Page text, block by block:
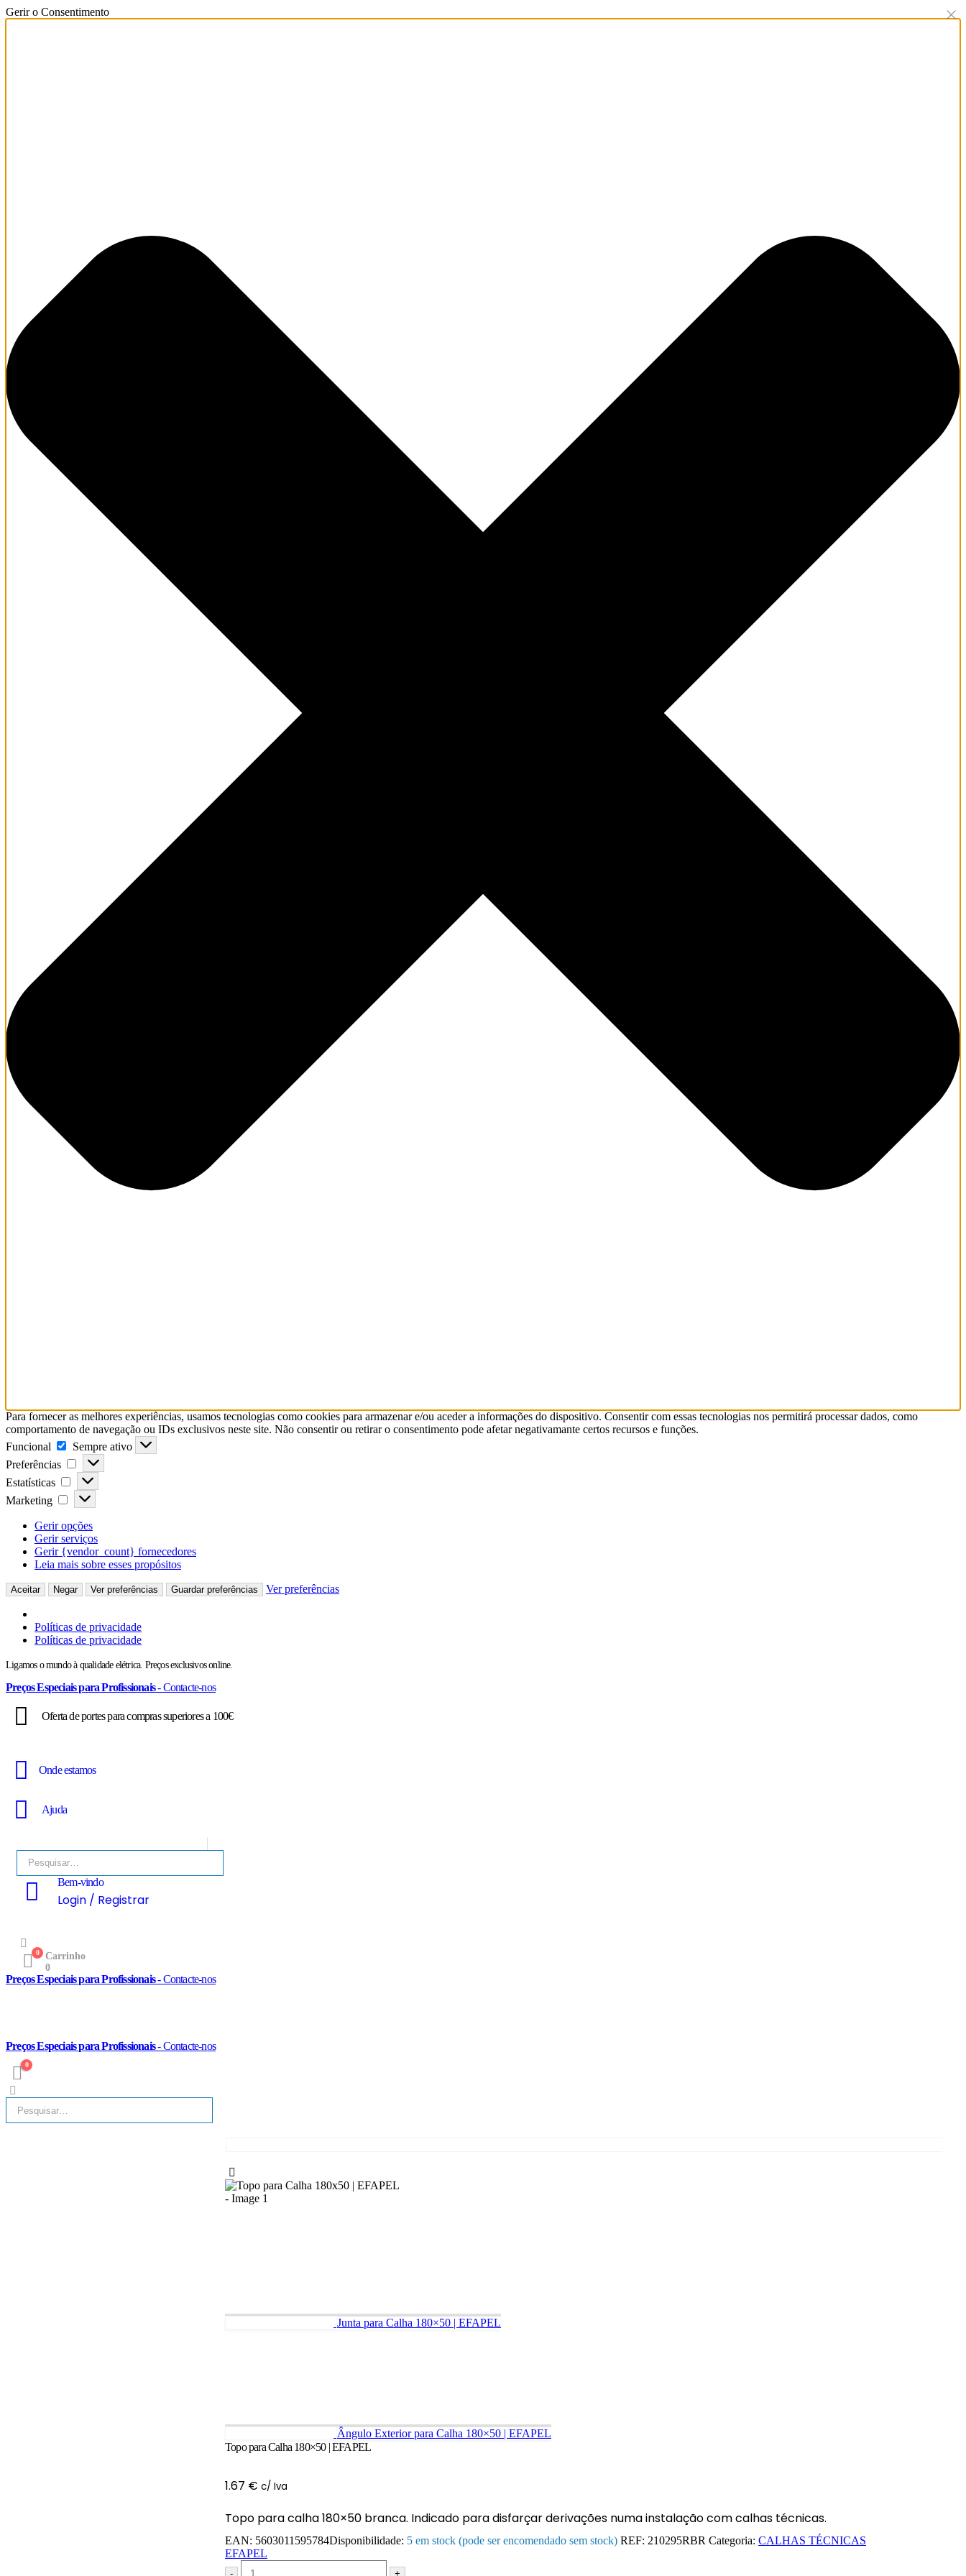
Gerir o Consentimento
Para fornecer as melhores experiências, usamos tecnologias como cookies para armazenar e/ou aceder a informações do dispositivo. Consentir com essas tecnologias nos permitirá processar dados, como
comportamento de navegação ou IDs exclusivos neste site. Não consentir ou retirar o consentimento pode afetar negativamante certos recursos e funções.
Funcional
Funcional
Sempre ativo
Preferências
Preferências
Estatísticas
Estatísticas
Marketing
Marketing
Gerir opções
Gerir serviços
Gerir {vendor_count} fornecedores
Leia mais sobre esses propósitos
Aceitar Negar Ver preferências Guardar preferências Ver preferências
Políticas de privacidade
Políticas de privacidade
Ligamos o mundo à qualidade elétrica. Preços exclusivos online.
Preços Especiais para Profissionais- Contacte-nos
Oferta de portes para compras superiores a 100€
Onde estamos
Ajuda
Bem-vindo
Login / Registrar
0
Carrinho
0
Preços Especiais para Profissionais- Contacte-nos
Preços Especiais para Profissionais- Contacte-nos
0
Junta para Calha 180×50 | EFAPEL
Ângulo Exterior para Calha 180×50 | EFAPEL
Topo para Calha 180×50 | EFAPEL
1.67 € c/ Iva
Topo para calha 180×50 branca. Indicado para disfarçar derivações numa instalação com calhas técnicas.
EAN: 5603011595784Disponibilidade: 5 em stock (pode ser encomendado sem stock) REF: 210295RBR Categoria: CALHAS TÉCNICAS
EFAPEL
- +